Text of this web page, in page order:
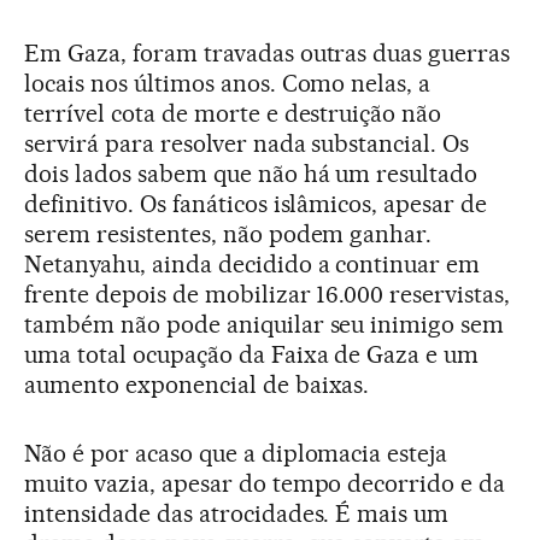
Em Gaza, foram travadas outras duas guerras
locais nos últimos anos. Como nelas, a
terrível cota de morte e destruição não
servirá para resolver nada substancial. Os
dois lados sabem que não há um resultado
definitivo. Os fanáticos islâmicos, apesar de
serem resistentes, não podem ganhar.
Netanyahu, ainda decidido a continuar em
frente depois de mobilizar 16.000 reservistas,
também não pode aniquilar seu inimigo sem
uma total ocupação da Faixa de Gaza e um
aumento exponencial de baixas.
Não é por acaso que a diplomacia esteja
muito vazia, apesar do tempo decorrido e da
intensidade das atrocidades. É mais um